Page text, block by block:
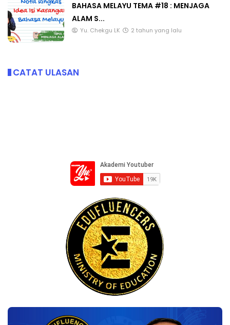
BAHASA MELAYU TEMA #18 : MENJAGA
ALAM S...
Yu. Chekgu LK 2 tahun yang lalu
CATAT ULASAN